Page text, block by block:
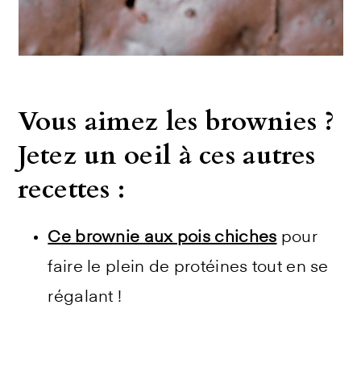
Vous aimez les brownies ?
Jetez un oeil à ces autres
recettes :
Ce brownie aux pois chiches pour
faire le plein de protéines tout en se
régalant !